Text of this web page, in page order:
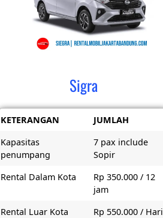
Sigra
KETERANGAN
JUMLAH
Kapasitas
penumpang
7 pax include
Sopir
Rental Dalam Kota
Rp 350.000 / 12
jam
Rental Luar Kota
Rp 550.000 / Hari